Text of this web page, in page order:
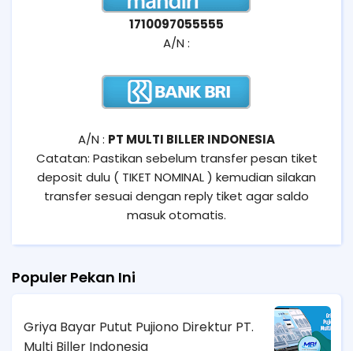
1710097055555
A/N :
A/N : PT MULTI BILLER INDONESIA
Catatan: Pastikan sebelum transfer pesan tiket
deposit dulu ( TIKET NOMINAL ) kemudian silakan
transfer sesuai dengan reply tiket agar saldo
masuk otomatis.
Populer Pekan Ini
Griya Bayar Putut Pujiono Direktur PT.
Multi Biller Indonesia